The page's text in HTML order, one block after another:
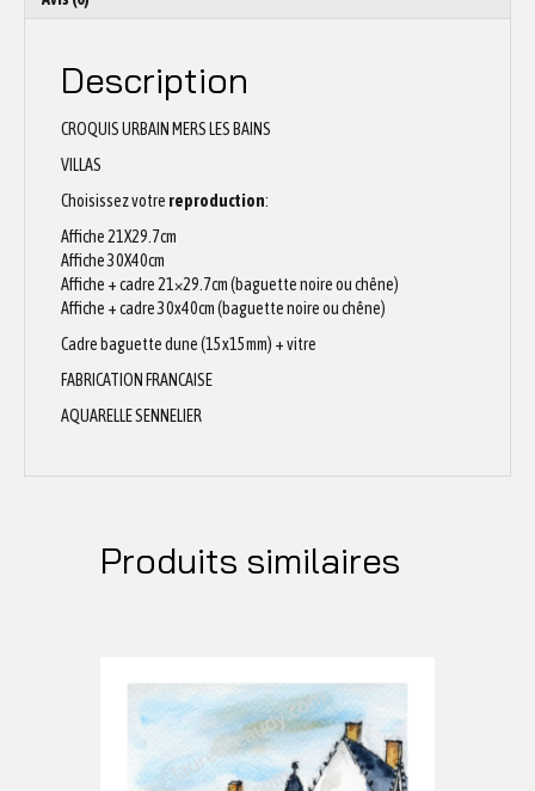
Description
CROQUIS URBAIN MERS LES BAINS
VILLAS
Choisissez votre reproduction:
Affiche 21X29.7cm
Affiche 30X40cm
Affiche + cadre 21×29.7cm (baguette noire ou chêne)
Affiche + cadre 30x40cm (baguette noire ou chêne)
Cadre baguette dune (15x15mm) + vitre
FABRICATION FRANCAISE
AQUARELLE SENNELIER
Produits similaires